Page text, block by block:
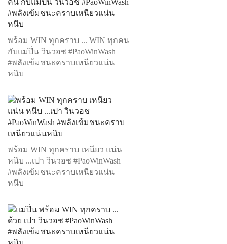
พร้อม WIN ทุกคราบ ... WIN ทุกคน
กับแม่ปิ่น วินวอช #PaoWinWash
#พลังเข้มชนะคราบเหนียวแน่น
หนึบ
พร้อม WIN ทุกคราบ เหนียว แน่น
หนึบ ...เปา วินวอช #PaoWinWash
#พลังเข้มชนะคราบเหนียวแน่น
หนึบ